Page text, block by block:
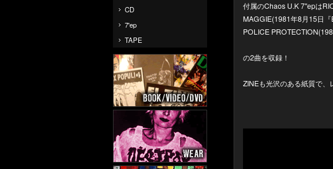
CD
7'ep
TAPE
付属のChaos U.K 7"epは
MAGGIE(1981年8月15日
POLICE
の2曲を収録！
ZINEも光沢のある紙質で、